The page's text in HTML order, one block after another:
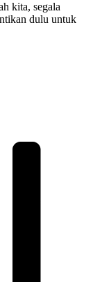
kita, segala
dulu untuk